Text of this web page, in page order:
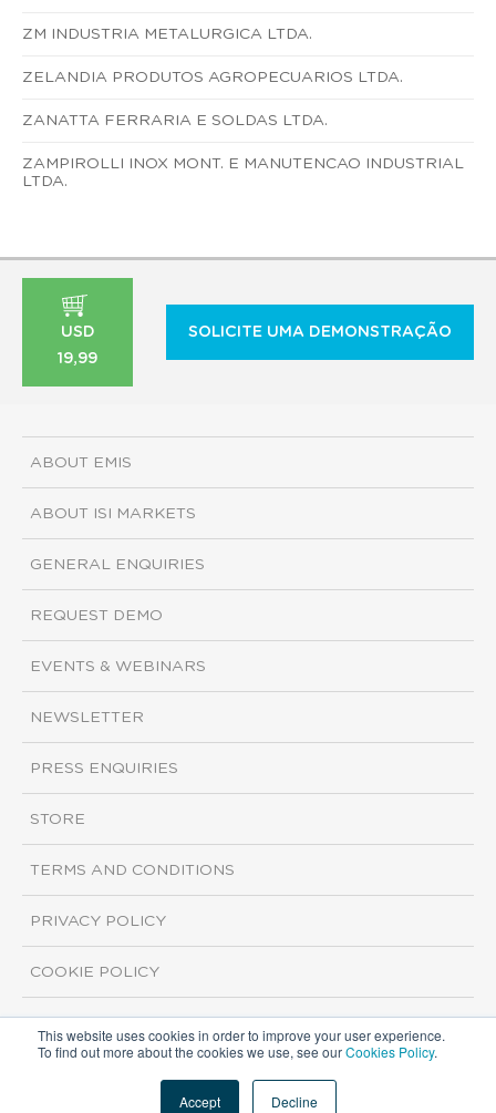
This website uses cookies in order to improve your user experience.
To find out more about the cookies we use, see ourCookies Policy.
Accept Decline
ZM INDUSTRIA METALURGICA LTDA.
ZELANDIA PRODUTOS AGROPECUARIOS LTDA.
ZANATTA FERRARIA E SOLDAS LTDA.
ZAMPIROLLI INOX MONT. E MANUTENCAO INDUSTRIAL
LTDA.
USD
19,99
SOLICITE UMA DEMONSTRAÇÃO
ABOUT EMIS
ABOUT ISI MARKETS
GENERAL ENQUIRIES
REQUEST DEMO
EVENTS & WEBINARS
NEWSLETTER
PRESS ENQUIRIES
STORE
TERMS AND CONDITIONS
PRIVACY POLICY
COOKIE POLICY
Copyright ©2026 ISI Markets. All rights reserved.